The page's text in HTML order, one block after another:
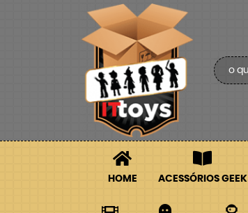
HOME ACESSÓRIOS GEEK